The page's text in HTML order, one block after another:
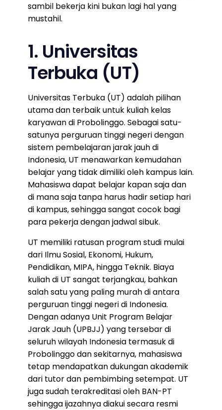
sambil bekerja kini bukan lagi hal yang
mustahil.
1. Universitas
Terbuka (UT)
Universitas Terbuka (UT) adalah pilihan
utama dan terbaik untuk kuliah kelas
karyawan di Probolinggo. Sebagai satu-
satunya perguruan tinggi negeri dengan
sistem pembelajaran jarak jauh di
Indonesia, UT menawarkan kemudahan
belajar yang tidak dimiliki oleh kampus lain.
Mahasiswa dapat belajar kapan saja dan
di mana saja tanpa harus hadir setiap hari
di kampus, sehingga sangat cocok bagi
para pekerja dengan jadwal sibuk.
UT memiliki ratusan program studi mulai
dari Ilmu Sosial, Ekonomi, Hukum,
Pendidikan, MIPA, hingga Teknik. Biaya
kuliah di UT sangat terjangkau, bahkan
salah satu yang paling murah di antara
perguruan tinggi negeri di Indonesia.
Dengan adanya Unit Program Belajar
Jarak Jauh (UPBJJ) yang tersebar di
seluruh wilayah Indonesia termasuk di
Probolinggo dan sekitarnya, mahasiswa
tetap mendapatkan dukungan akademik
dari tutor dan pembimbing setempat. UT
juga sudah terakreditasi oleh BAN-PT
sehingga ijazahnya diakui secara resmi